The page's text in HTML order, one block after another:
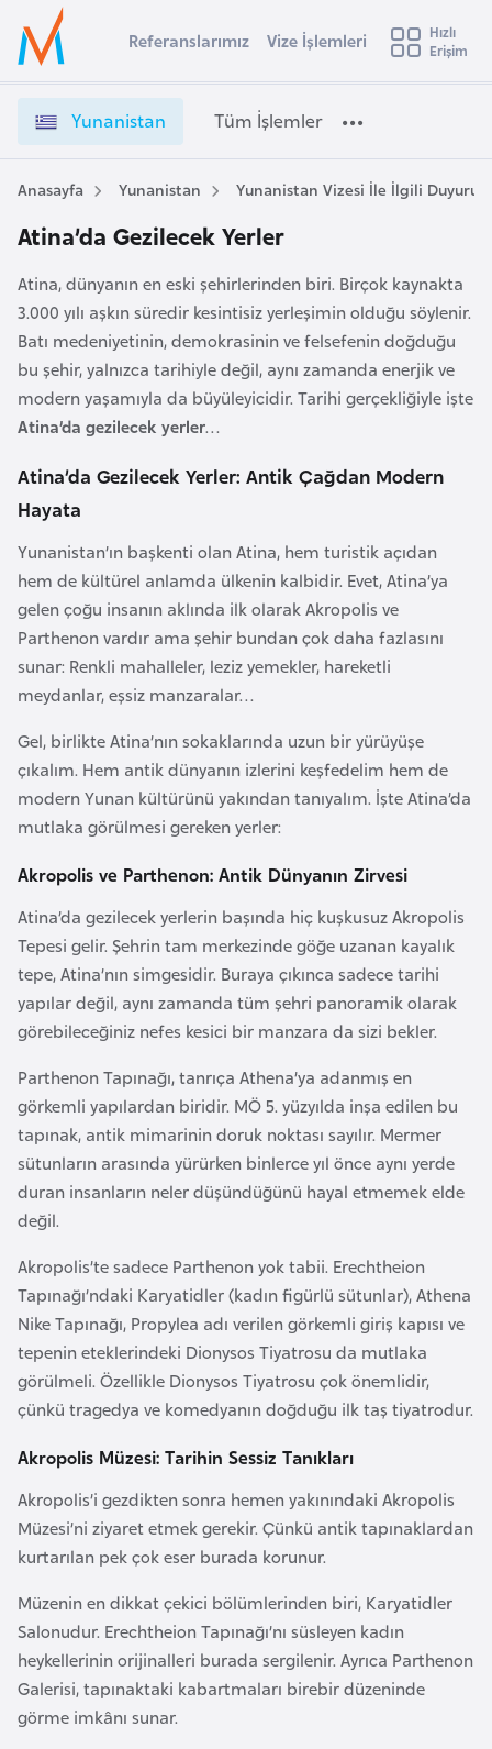
Ülke Seçimi
Başvuru yapmak istediğiniz ülkeyi seçin
Üye
Girişi
e
t
Referanslarımız Vize İşlemleri
Hızlı
Erişim
Yunanistan Tüm İşlemler
Anasayfa Yunanistan Yunanistan Vizesi İle İlgili
Atina’da Gezilecek Yerler
Atina, dünyanın en eski şehirlerinden biri. Birçok kaynakta
3.000 yılı aşkın süredir kesintisiz yerleşimin olduğu söylenir.
Batı medeniyetinin, demokrasinin ve felsefenin doğduğu
bu şehir, yalnızca tarihiyle değil, aynı zamanda enerjik ve
modern yaşamıyla da büyüleyicidir. Tarihi gerçekliğiyle işte
Atina’da gezilecek yerler…
Atina’da Gezilecek Yerler: Antik Çağdan Modern
Hayata
Yunanistan’ın başkenti olan Atina, hem turistik açıdan
hem de kültürel anlamda ülkenin kalbidir. Evet, Atina’ya
gelen çoğu insanın aklında ilk olarak Akropolis ve
Parthenon vardır ama şehir bundan çok daha fazlasını
sunar: Renkli mahalleler, leziz yemekler, hareketli
meydanlar, eşsiz manzaralar…
Gel, birlikte Atina’nın sokaklarında uzun bir yürüyüşe
çıkalım. Hem antik dünyanın izlerini keşfedelim hem de
modern Yunan kültürünü yakından tanıyalım. İşte Atina’da
mutlaka görülmesi gereken yerler:
Akropolis ve Parthenon: Antik Dünyanın Zirvesi
Atina’da gezilecek yerlerin başında hiç kuşkusuz Akropolis
Tepesi gelir. Şehrin tam merkezinde göğe uzanan kayalık
tepe, Atina’nın simgesidir. Buraya çıkınca sadece tarihi
yapılar değil, aynı zamanda tüm şehri panoramik olarak
görebileceğiniz nefes kesici bir manzara da sizi bekler.
Parthenon Tapınağı, tanrıça Athena’ya adanmış en
görkemli yapılardan biridir. MÖ 5. yüzyılda inşa edilen bu
tapınak, antik mimarinin doruk noktası sayılır. Mermer
sütunların arasında yürürken binlerce yıl önce aynı yerde
duran insanların neler düşündüğünü hayal etmemek elde
değil.
Akropolis’te sadece Parthenon yok tabii. Erechtheion
Tapınağı’ndaki Karyatidler (kadın figürlü sütunlar), Athena
Nike Tapınağı, Propylea adı verilen görkemli giriş kapısı ve
tepenin eteklerindeki Dionysos Tiyatrosu da mutlaka
görülmeli. Özellikle Dionysos Tiyatrosu çok önemlidir,
çünkü tragedya ve komedyanın doğduğu ilk taş tiyatrodur.
Akropolis Müzesi: Tarihin Sessiz Tanıkları
Akropolis’i gezdikten sonra hemen yakınındaki Akropolis
Müzesi’ni ziyaret etmek gerekir. Çünkü antik tapınaklardan
kurtarılan pek çok eser burada korunur.
Müzenin en dikkat çekici bölümlerinden biri, Karyatidler
Salonudur. Erechtheion Tapınağı’nı süsleyen kadın
heykellerinin orijinalleri burada sergilenir. Ayrıca Parthenon
Galerisi, tapınaktaki kabartmaları birebir düzeninde
görme imkânı sunar.
s
t
r
a
A
v
u
u
y
a
A
z
e
r
b
a
y
c
a
n
B
a
h
r
e
y
a
g
l
a
d
e
ş
B
a
r
u
B
e
l